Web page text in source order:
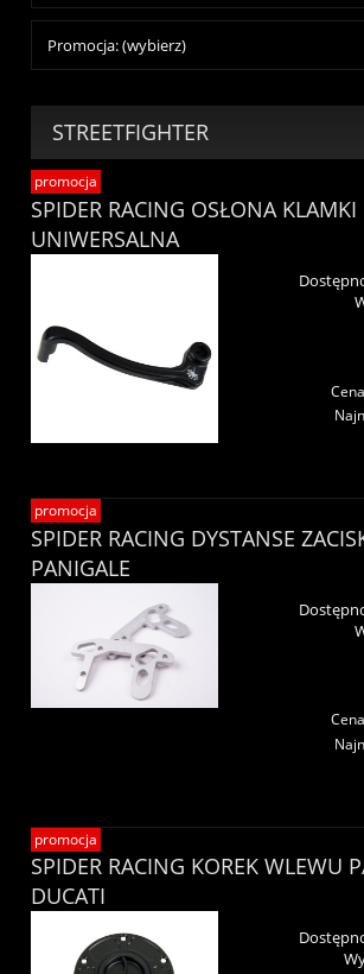
Promocja: (wybierz)
STREETFIGHTER
SPIDER RACING OSŁONA
UNIWERSALNA
promocja
SPIDER RACING DYSTANSE
PANIGALE
promocja
SPIDER RACING KOREK WLEWU
DUCATI
promocja